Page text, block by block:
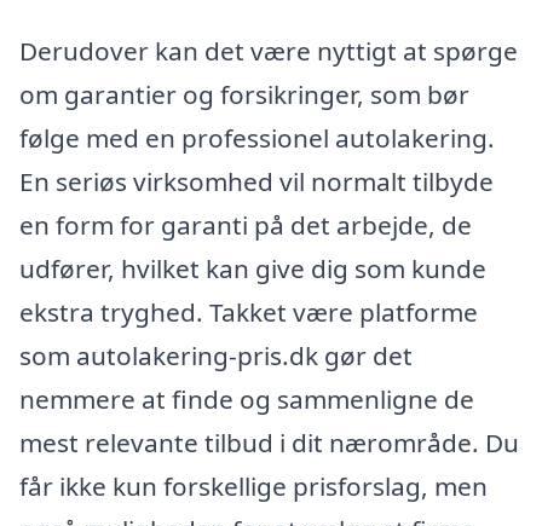
Derudover kan det være nyttigt at spørge
om garantier og forsikringer, som bør
følge med en professionel autolakering.
En seriøs virksomhed vil normalt tilbyde
en form for garanti på det arbejde, de
udfører, hvilket kan give dig som kunde
ekstra tryghed. Takket være platforme
som autolakering-pris.dk gør det
nemmere at finde og sammenligne de
mest relevante tilbud i dit nærområde. Du
får ikke kun forskellige prisforslag, men